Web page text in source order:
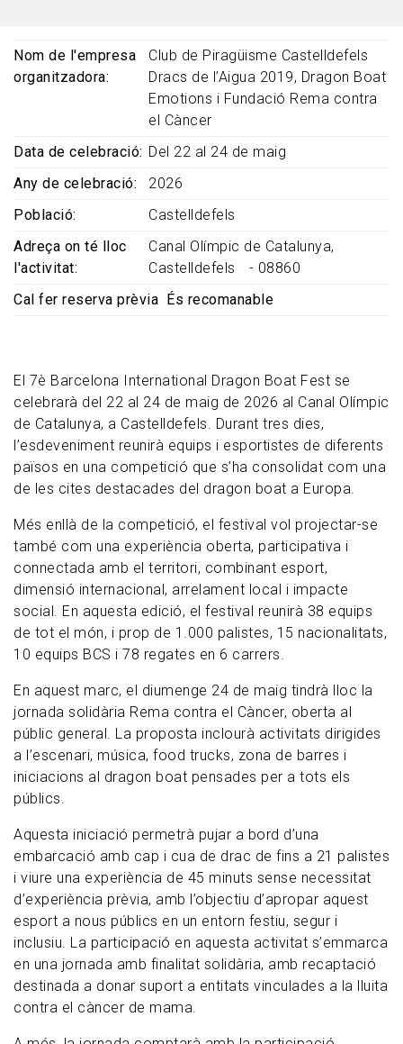
El 7è Barcelona International Dragon Boat Fest se
celebrarà del 22 al 24 de maig de 2026 al Canal Olímpic
de Catalunya, a Castelldefels. Durant tres dies,
l’esdeveniment reunirà equips i esportistes de diferents
països en una competició que s’ha consolidat com una
de les cites destacades del dragon boat a Europa.
Més enllà de la competició, el festival vol projectar-se
també com una experiència oberta, participativa i
connectada amb el territori, combinant esport,
dimensió internacional, arrelament local i impacte
social. En aquesta edició, el festival reunirà 38 equips
de tot el món, i prop de 1.000 palistes, 15 nacionalitats,
10 equips BCS i 78 regates en 6 carrers.
En aquest marc, el diumenge 24 de maig tindrà lloc la
jornada solidària Rema contra el Càncer, oberta al
públic general. La proposta inclourà activitats dirigides
a l’escenari, música, food trucks, zona de barres i
iniciacions al dragon boat pensades per a tots els
públics.
Aquesta iniciació permetrà pujar a bord d’una
embarcació amb cap i cua de drac de fins a 21 palistes
i viure una experiència de 45 minuts sense necessitat
d’experiència prèvia, amb l’objectiu d’apropar aquest
esport a nous públics en un entorn festiu, segur i
inclusiu. La participació en aquesta activitat s’emmarca
en una jornada amb finalitat solidària, amb recaptació
destinada a donar suport a entitats vinculades a la lluita
contra el càncer de mama.
Nom de l'empresa
organitzadora
Club de Piragüisme Castelldefels
Dracs de l’Aigua 2019, Dragon Boat
Emotions i Fundació Rema contra
el Càncer
Data de celebració
Del 22 al 24 de maig
Any de celebració
2026
Població
Castelldefels
Adreça on té lloc
l'activitat
Canal Olímpic de Catalunya,
Castelldefels - 08860
Cal fer reserva prèvia
És recomanable